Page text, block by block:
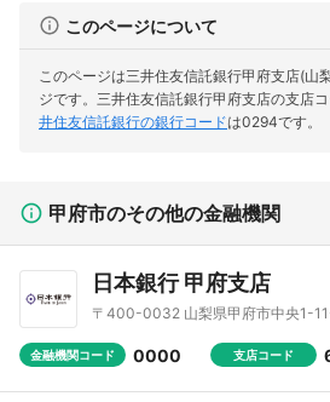
このページについて
このページは三井住友信託銀行甲府支店(山
ジです。 三井住友信託銀行甲府支店の支店コ
井住友信託銀行の銀行コードは0294です。
甲府市のその他の金融機関
日本銀行 甲府支店
〒400-0032 山梨県甲府市中央1-
金融機関コード 0000 支店コード